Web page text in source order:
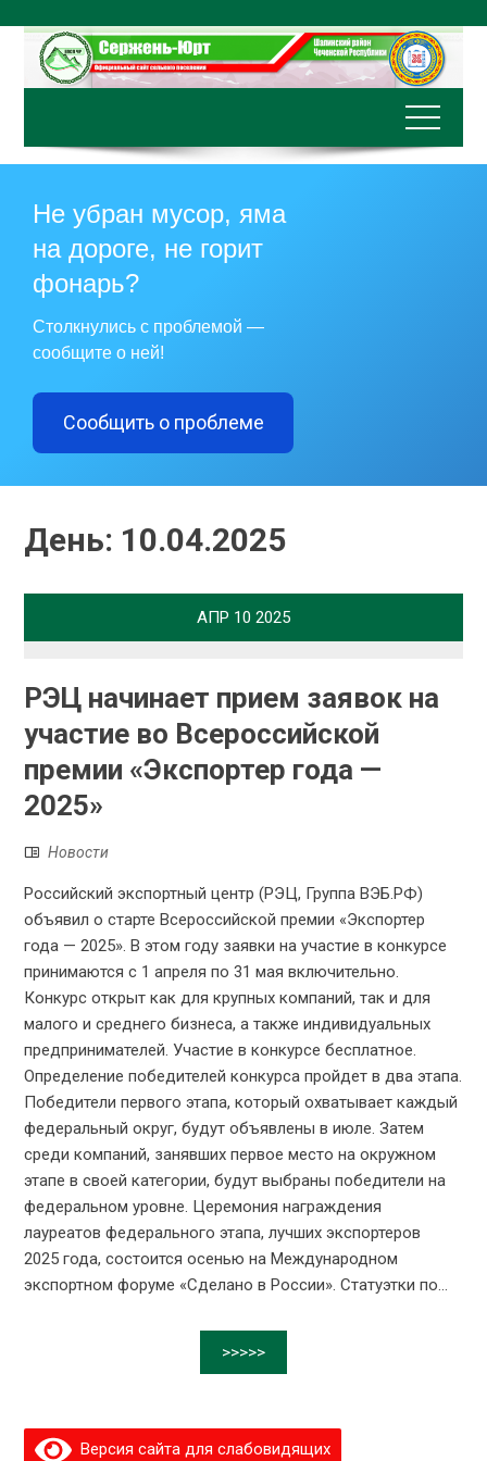
содержимому
Не убран мусор, яма
на дороге, не горит
фонарь?
Столкнулись с проблемой —
сообщите о ней!
Сообщить о проблеме
День: 10.04.2025
АПР 10 2025
РЭЦ начинает прием заявок на
участие во Всероссийской
премии «Экспортер года —
2025»
Новости
Российский экспортный центр (РЭЦ, Группа ВЭБ.РФ)
объявил о старте Всероссийской премии «Экспортер
года — 2025». В этом году заявки на участие в конкурсе
принимаются с 1 апреля по 31 мая включительно.
Конкурс открыт как для крупных компаний, так и для
малого и среднего бизнеса, а также индивидуальных
предпринимателей. Участие в конкурсе бесплатное.
Определение победителей конкурса пройдет в два этапа.
Победители первого этапа, который охватывает каждый
федеральный округ, будут объявлены в июле. Затем
среди компаний, занявших первое место на окружном
этапе в своей категории, будут выбраны победители на
федеральном уровне. Церемония награждения
лауреатов федерального этапа, лучших экспортеров
2025 года, состоится осенью на Международном
экспортном форуме «Сделано в России». Статуэтки по...
>>>>>
Версия сайта для слабовидящих